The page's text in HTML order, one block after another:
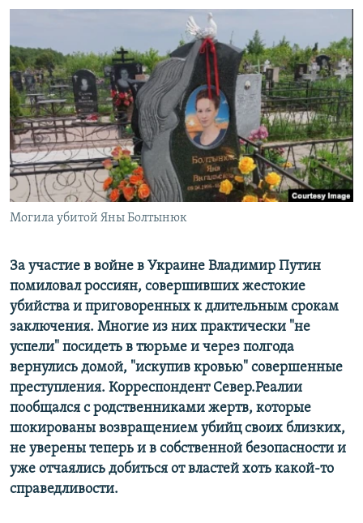
ПОДПИШИТЕСЬ НА РАССЫЛКУ
СОЦИАЛЬНЫЕ СЕТИ
Все сайты РСЕ/РС
Могила убитой Яны Болтынюк
За участие в войне в Украине Владимир Путин
помиловал россиян, совершивших жестокие
убийства и приговоренных к длительным срокам
заключения. Многие из них практически "не
успели" посидеть в тюрьме и через полгода
вернулись домой, "искупив кровью" совершенные
преступления. Корреспондент Север.Реалии
пообщался с родственниками жертв, которые
шокированы возвращением убийц своих близких,
не уверены теперь и в собственной безопасности и
уже отчаялись добиться от властей хоть какой-то
справедливости.